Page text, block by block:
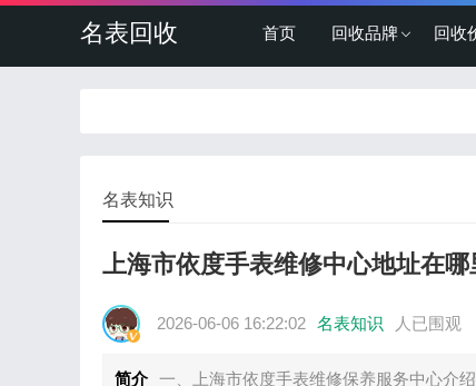
名表回收 首页 回收品牌 回收
名表知识
上海市依度手表维修中心地址在哪
2026-06-06 16:22:02 名表知识 人已围观
简介 一、上海市依度手表维修保养服务中心介